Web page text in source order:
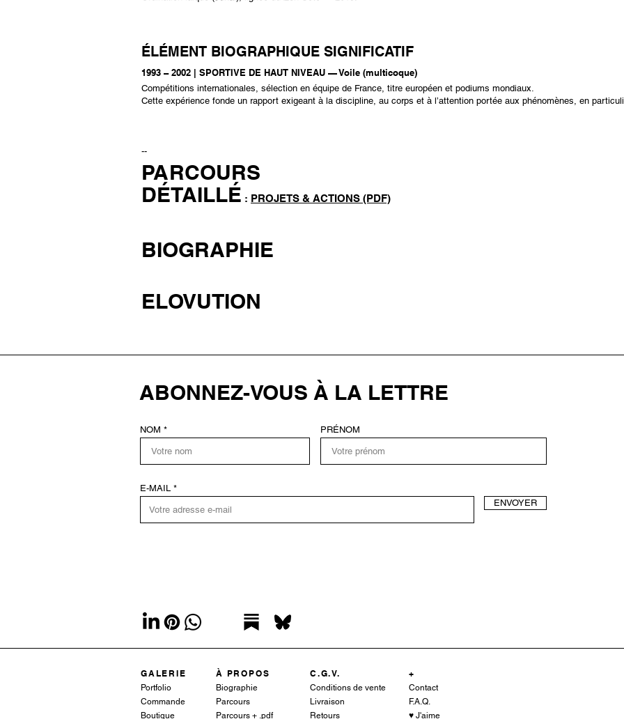
ÉLÉMENT BIOGRAPHIQUE SIGNIFICATIF
1993 – 2002 | SPORTIVE DE HAUT NIVEAU — Voile (multicoque)
Compétitions internationales, sélection en équipe de France, titre européen et podiums mondiaux.
​Cette expérience fonde un rapport exigeant à la discipline, au corps et à l’attention portée aux phénomènes, en
--
PARCOURS
DÉTAILLÉ : PROJETS & ACTIONS (PDF)​​
BIOGRAPHIE
ELOVUTION
ABONNEZ-VOUS À LA LETTRE
NOM PRÉNOM
E-MAIL
ENVOYER
GALERIE
Portfolio
Commande
Boutique
À PROPOS
Biographie
Parcours
Parcours + .pdf
C.G.V.
Conditions de vente
Livraison
Retours
+
Contact
F.A.Q.
♥︎ J'aime